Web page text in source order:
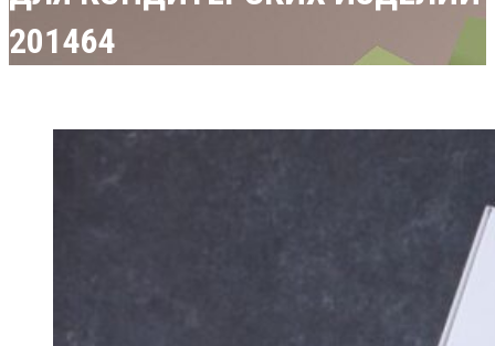
201464